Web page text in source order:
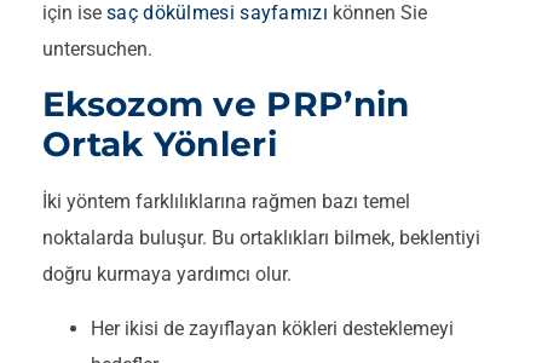
için ise saç dökülmesi sayfamızı können Sie
untersuchen.
Eksozom ve PRP’nin
Ortak Yönleri
İki yöntem farklılıklarına rağmen bazı temel
noktalarda buluşur. Bu ortaklıkları bilmek, beklentiyi
doğru kurmaya yardımcı olur.
Her ikisi de zayıflayan kökleri desteklemeyi